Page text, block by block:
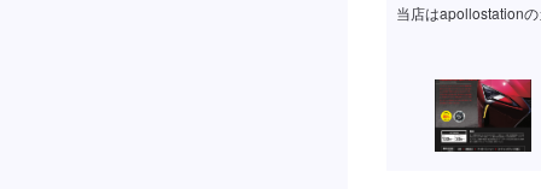
当店はapollostation